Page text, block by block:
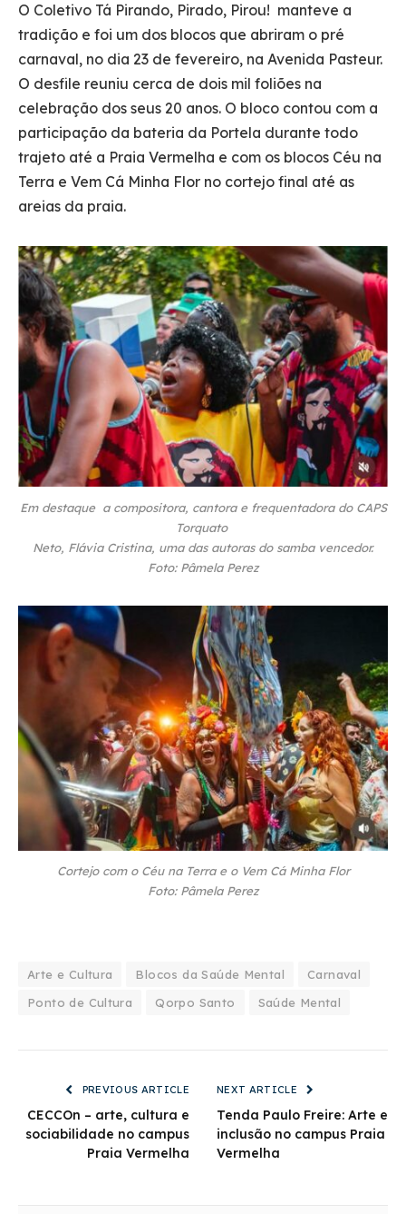
O Coletivo Tá Pirando, Pirado, Pirou! manteve a
tradição e foi um dos blocos que abriram o pré
carnaval, no dia 23 de fevereiro, na Avenida Pasteur.
O desfile reuniu cerca de dois mil foliões na
celebração dos seus 20 anos. O bloco contou com a
participação da bateria da Portela durante todo
trajeto até a Praia Vermelha e com os blocos Céu na
Terra e Vem Cá Minha Flor no cortejo final até as
areias da praia.
Em destaque a compositora, cantora e frequentadora do CAPS
Torquato
Neto, Flávia Cristina, uma das autoras do samba vencedor.
Foto: Pâmela Perez
Cortejo com o Céu na Terra e o Vem Cá Minha Flor
Foto: Pâmela Perez
Arte e Cultura Blocos da Saúde Mental
Carnaval
Ponto de Cultura
Qorpo Santo Saúde Mental
PREVIOUS ARTICLE
CECCOn – arte, cultura e
sociabilidade no campus
Praia Vermelha
NEXT ARTICLE
Tenda Paulo Freire: Arte e
inclusão no campus Praia
Vermelha